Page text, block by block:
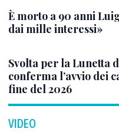
È morto a 90 anni
dai mille interessi»
Svolta per la Lunetta
conferma l’avvio dei
fine del 2026
VIDEO